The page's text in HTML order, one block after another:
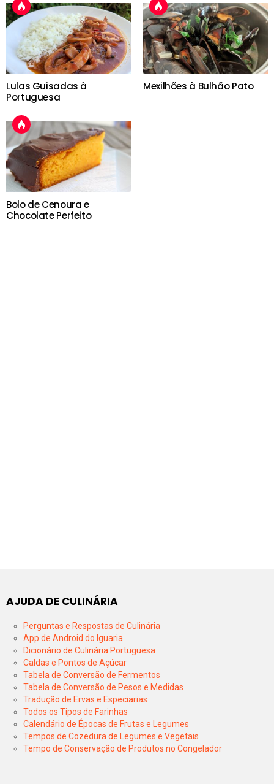
Lulas Guisadas à
Portuguesa
Mexilhões à Bulhão Pato
Bolo de Cenoura e
Chocolate Perfeito
AJUDA DE CULINÁRIA
Perguntas e Respostas de Culinária
App de Android do Iguaria
Dicionário de Culinária Portuguesa
Caldas e Pontos de Açúcar
Tabela de Conversão de Fermentos
Tabela de Conversão de Pesos e Medidas
Tradução de Ervas e Especiarias
Todos os Tipos de Farinhas
Calendário de Épocas de Frutas e Legumes
Tempos de Cozedura de Legumes e Vegetais
Tempo de Conservação de Produtos no Congelador